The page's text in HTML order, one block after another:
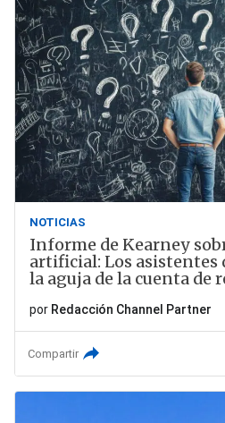
NOTICIAS
Informe de Kearney
artificial: Los asistentes
la aguja de la cuenta de
por Redacción Channel Partner
Compartir